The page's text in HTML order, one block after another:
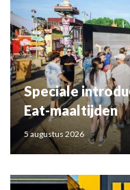
Speciale
Eat-maaltijden
5 augustus 2026